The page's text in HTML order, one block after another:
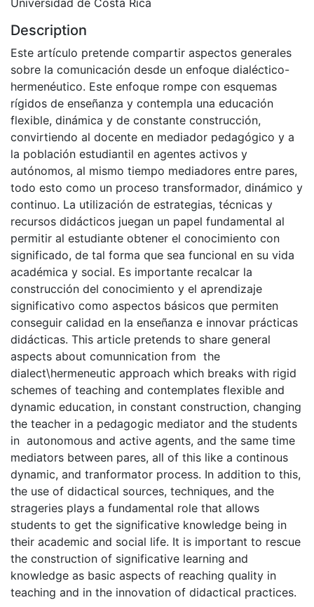
Description
Este artículo pretende compartir aspectos generales
sobre la comunicación desde un enfoque dialéctico-
hermenéutico. Este enfoque rompe con esquemas
rígidos de enseñanza y contempla una educación
flexible, dinámica y de constante construcción,
convirtiendo al docente en mediador pedagógico y a
la población estudiantil en agentes activos y
autónomos, al mismo tiempo mediadores entre pares,
todo esto como un proceso transformador, dinámico y
continuo. La utilización de estrategias, técnicas y
recursos didácticos juegan un papel fundamental al
permitir al estudiante obtener el conocimiento con
significado, de tal forma que sea funcional en su vida
académica y social. Es importante recalcar la
construcción del conocimiento y el aprendizaje
significativo como aspectos básicos que permiten
conseguir calidad en la enseñanza e innovar prácticas
didácticas. This article pretends to share general
aspects about comunnication from the
dialect\hermeneutic approach which breaks with rigid
schemes of teaching and contemplates flexible and
dynamic education, in constant construction, changing
the teacher in a pedagogic mediator and the students
in autonomous and active agents, and the same time
mediators between pares, all of this like a continous
dynamic, and tranformator process. In addition to this,
the use of didactical sources, techniques, and the
strageries plays a fundamental role that allows
students to get the significative knowledge being in
their academic and social life. It is important to rescue
the construction of significative learning and
knowledge as basic aspects of reaching quality in
teaching and in the innovation of didactical practices.